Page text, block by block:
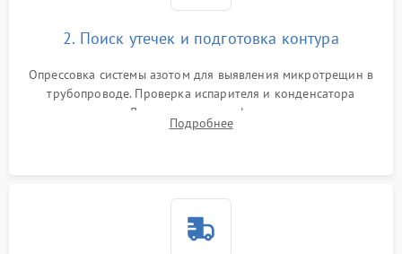
2. Поиск утечек и подготовка контура
Опрессовка системы азотом для выявления микротрещин в
трубопроводе. Проверка испарителя и конденсатора
течеискателем. Демонтаж старого фильтра-осушителя и
продувка капиллярной трубки для устранения засоров.
Подробнее